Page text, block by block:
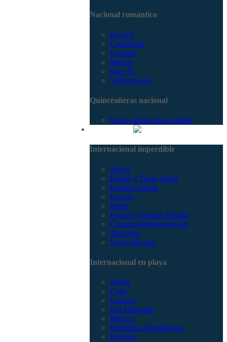
Nacional romántico
Boyacá
Capurganá
Girardot
Melgar
San Gil
Villavicencio
Quinceañeras nacional
Quinceañeras San Andrés
Internacional imperdible
Africa
Egipto y Tierra Santa
Estados unidos
Europa
Japón
Parques Orlando Florida
Cruceros internacionales
Tailandia
Viajes Baratos
Internacional en playa
Aruba
Cuba
Curacao
Isla Margarita
México
República Dominicana
Panamá